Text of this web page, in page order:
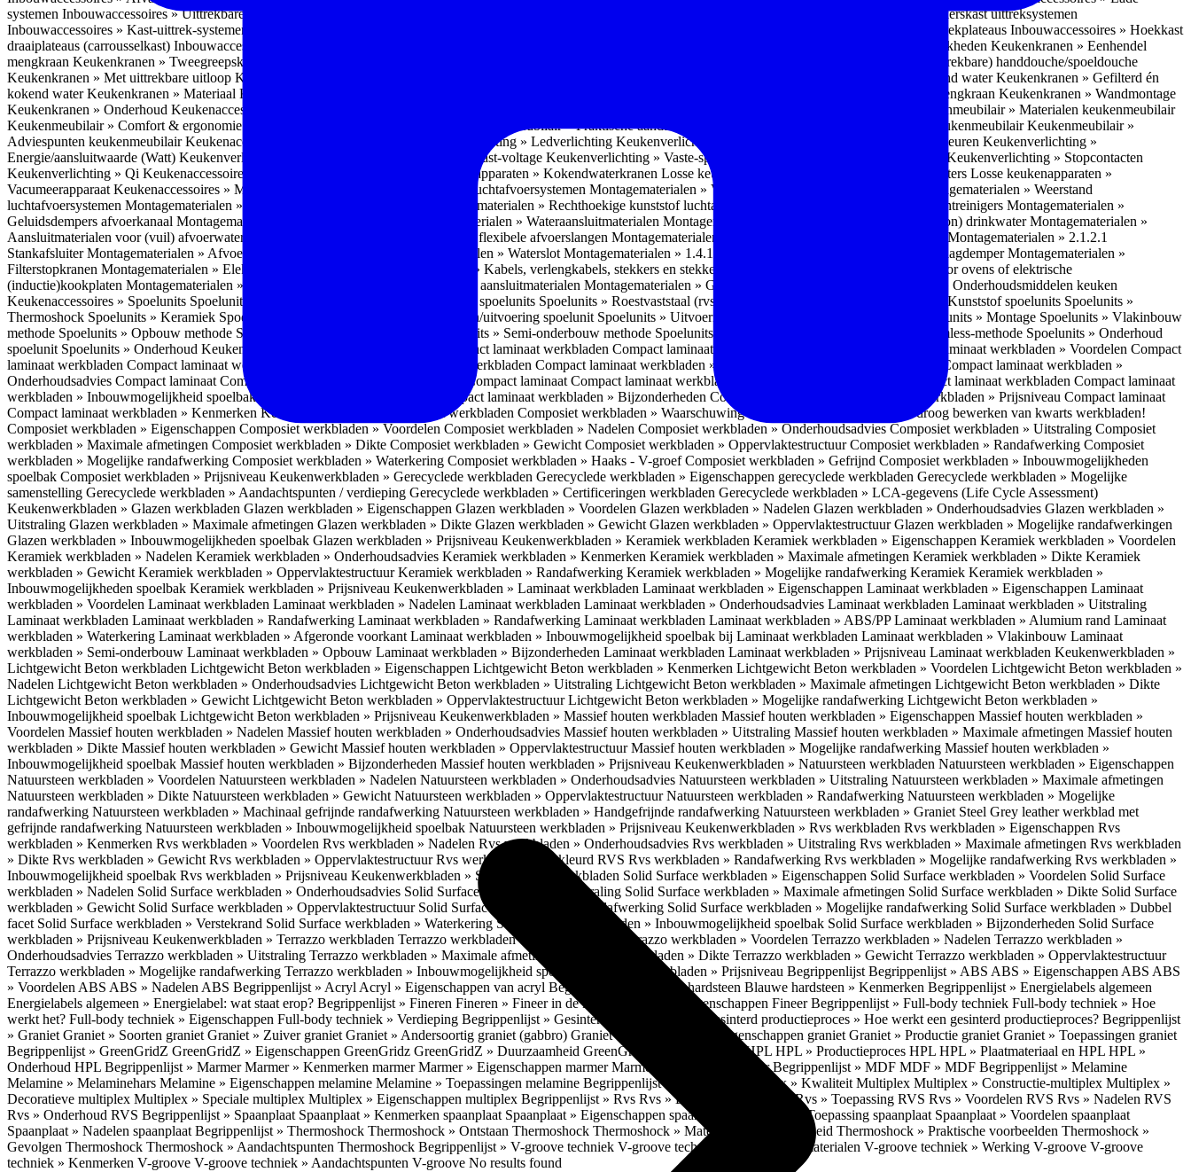
systemen Inbouwaccessoires » Uittrekbare ladesystemen
Inbouwaccessoires » Apothekerskast uittreksystemen
Inbouwaccessoires » Kast-uittrek-systemen
Inbouwaccessoires » Hoekkast uittrekplateaus Inbouwaccessoires » Hoekkast
draaiplateaus (carrousselkast) Inbouwaccessoires » Onderhoud Keukenkranen » Bedieningsmogelijkheden Keukenkranen » Eenhendel
mengkraan Keukenkranen » Tweegreepskraan
Keukenkranen » Met (uitrekbare) handdouche/spoeldouche
Keukenkranen » Met uittrekbare uitloop Keukenkranen » Gefilterd water Keukenkranen » Kokend waterKeukenkranen » Gefilterd én
kokend waterKeukenkranen » Materiaal Keukenkranen » Pvd Techniek (pvd) Keukenkranen » Bladmengkraan Keukenkranen » Wandmontage
Keukenkranen » Onderhoud Keukenaccessoires » Keukenmeubilair
Keukenmeubilair » Materialen keukenmeubilair
Keukenmeubilair » Comfort & ergonomie
Keukenmeubilair » Praktische aandachtspunten Keukenmeubilair » Duurzaamheid keukenmeubilairKeukenmeubilair »
Adviespunten keukenmeubilairKeukenaccessoires » Keukenverlichting Keukenverlichting » Ledverlichting Keukenverlichting » Installatie Keukenverlichting » Lichtkleuren Keukenverlichting »
Energie/aansluitwaarde (Watt) Keukenverlichting » Leddriver Keukenverlichting » Vast-voltage Keukenverlichting » Vaste-spanning
Keukenverlichting » Stopcontacten
Keukenverlichting » Qi Keukenaccessoires » Losse keukenapparaten Losse keukenapparaten » Kokendwaterkranen Losse keukenapparaten » Plintverwarming/plintheaters Losse keukenapparaten »
Vacumeerapparaat Keukenaccessoires » Montagematerialen Montagematerialen » Luchtafvoersystemen Montagematerialen » Verschillende Luchtafvoersystemen
Montagematerialen » Weerstand
luchtafvoersystemen Montagematerialen » Flexibele (ronde) afvoerslangen Montagematerialen » Rechthoekige kunststof luchtafvoersystemen Montagematerialen » Luchtreinigers Montagematerialen »
Geluidsdempers afvoerkanaal Montagematerialen » Aansluitmaterialen Montagematerialen » Wateraansluitmaterialen Montagematerialen » Aansluitmateriaal voor (schoon) drinkwaterMontagematerialen »
Aansluitmaterialen voor (vuil) afvoerwater sifons
Montagematerialen » 1.2.1 Ronde flexibele afvoerslangen Montagematerialen » Dempingsysteem van lades en deuren Montagematerialen » 2.1.2.1
StankafsluiterMontagematerialen » Afvoerpluggen t.b.v. spoelunits Montagematerialen » Waterslot Montagematerialen » 1.4.1 Plasmafilter Montagematerialen » WaterslagdemperMontagematerialen »
Filterstopkranen Montagematerialen » Elektra aansluitmateriaal Montagematerialen » Kabels, verlengkabels, stekkers en stekkerblokken
Montagematerialen » Kabels voor ovens of elektrische
(inductie)kookplaten Montagematerialen » Combiregelaar Montagematerialen » Gas aansluitmaterialen Montagematerialen » Gasaansluitmaterialen
Montagematerialen » Onderhoudsmiddelen keuken
Keukenaccessoires » Spoelunits Spoelunits » Types/soorten Spoelunits » Materialen spoelunits Spoelunits » Roestvaststaal (rvs) Spoelunits » Kunststof spoelunits Spoelunits »
Thermoshock Spoelunits » Keramiek Spoelunits » Tegelbakken Spoelunits » Design/uitvoering spoelunit Spoelunits » Uitvoering Spoelunits » Montage Spoelunits » Vlakinbouw
methode Spoelunits » Opbouw methode Spoelunits » Onderbouw methode Spoelunits » Semi-onderbouw methode Spoelunits » Tussenbouw methode Spoelunits » Rimless-methode Spoelunits » Onderhoud
spoelunit Spoelunits » Onderhoud Keukenwerkbladen Keukenwerkbladen » Compact laminaat werkbladen Compact laminaat werkbladen » Eigenschappen
Compact laminaat werkbladen » Voordelen Compact
laminaat werkbladen Compact laminaat werkbladen » Nadelen Compact laminaat werkbladen Compact laminaat werkbladen » Nanotech massief laminaat werkbladen
Compact laminaat werkbladen »
Onderhoudsadvies Compact laminaat Compact laminaat werkbladen » Uitstraling Compact laminaat Compact laminaat werkbladen » Mogelijke randafwerking Compact laminaat werkbladen Compact laminaat
werkbladen » Inbouwmogelijkheid spoelbak Compact laminaat werkbladen
Compact laminaat werkbladen » Bijzonderheden Compact laminaat
Compact laminaat werkbladen » Prijsniveau Compact laminaat
Compact laminaat werkbladen » Kenmerken Keukenwerkbladen » Composiet werkbladen Composiet werkbladen » Waarschuwing Monteurs: bescherm je bij het droog bewerken van kwarts werkbladen!
Composiet werkbladen » Eigenschappen Composiet werkbladen » Voordelen Composiet werkbladen » Nadelen Composiet werkbladen » OnderhoudsadviesComposiet werkbladen » Uitstraling Composiet
werkbladen » Maximale afmetingen Composiet werkbladen » Dikte Composiet werkbladen » Gewicht Composiet werkbladen » OppervlaktestructuurComposiet werkbladen » Randafwerking Composiet
werkbladen » Mogelijke randafwerking Composiet werkbladen » Waterkering Composiet werkbladen » Haaks - V-groefComposiet werkbladen » Gefrijnd Composiet werkbladen » Inbouwmogelijkheden
spoelbak Composiet werkbladen » Prijsniveau Keukenwerkbladen » Gerecyclede werkbladen Gerecyclede werkbladen » Eigenschappen gerecyclede werkbladen Gerecyclede werkbladen » Mogelijke
samenstelling Gerecyclede werkbladen » Aandachtspunten / verdieping Gerecyclede werkbladen » Certificeringen werkbladen Gerecyclede werkbladen » LCA-gegevens (Life Cycle Assessment)
Keukenwerkbladen » Glazen werkbladen Glazen werkbladen » Eigenschappen Glazen werkbladen » Voordelen Glazen werkbladen » Nadelen Glazen werkbladen » Onderhoudsadvies Glazen werkbladen »
Uitstraling Glazen werkbladen » Maximale afmetingen Glazen werkbladen » Dikte Glazen werkbladen » Gewicht Glazen werkbladen » OppervlaktestructuurGlazen werkbladen » Mogelijke randafwerkingen
Glazen werkbladen » Inbouwmogelijkheden spoelbak Glazen werkbladen » Prijsniveau Keukenwerkbladen » Keramiek werkbladen Keramiek werkbladen » Eigenschappen Keramiek werkbladen » Voordelen
Keramiek werkbladen » Nadelen Keramiek werkbladen » Onderhoudsadvies Keramiek werkbladen » Kenmerken Keramiek werkbladen » Maximale afmetingen Keramiek werkbladen » Dikte Keramiek
werkbladen » Gewicht Keramiek werkbladen » OppervlaktestructuurKeramiek werkbladen » Randafwerking Keramiek werkbladen » Mogelijke randafwerking Keramiek Keramiek werkbladen »
Inbouwmogelijkheden spoelbak Keramiek werkbladen » Prijsniveau Keukenwerkbladen » Laminaat werkbladen Laminaat werkbladen » Eigenschappen Laminaat werkbladen » Eigenschappen Laminaat
werkbladen » Voordelen Laminaat werkbladen Laminaat werkbladen » Nadelen Laminaat werkbladen Laminaat werkbladen » Onderhoudsadvies Laminaat werkbladen Laminaat werkbladen » Uitstraling
Laminaat werkbladen Laminaat werkbladen » Randafwerking Laminaat werkbladen » Randafwerking Laminaat werkbladen Laminaat werkbladen » ABS/PPLaminaat werkbladen » Alumium rand Laminaat
werkbladen » Waterkering Laminaat werkbladen » Afgeronde voorkant Laminaat werkbladen » Inbouwmogelijkheid spoelbak bij Laminaat werkbladen Laminaat werkbladen » Vlakinbouw Laminaat
werkbladen » Semi-onderbouw Laminaat werkbladen » Opbouw Laminaat werkbladen » Bijzonderheden Laminaat werkbladen Laminaat werkbladen » Prijsniveau Laminaat werkbladen Keukenwerkbladen »
Lichtgewicht Beton werkbladen Lichtgewicht Beton werkbladen » Eigenschappen Lichtgewicht Beton werkbladen » Kenmerken Lichtgewicht Beton werkbladen » Voordelen Lichtgewicht Beton werkbladen »
Nadelen Lichtgewicht Beton werkbladen » Onderhoudsadvies Lichtgewicht Beton werkbladen » Uitstraling Lichtgewicht Beton werkbladen » Maximale afmetingen Lichtgewicht Beton werkbladen » Dikte
Lichtgewicht Beton werkbladen » Gewicht Lichtgewicht Beton werkbladen » OppervlaktestructuurLichtgewicht Beton werkbladen » Mogelijke randafwerking Lichtgewicht Beton werkbladen »
Inbouwmogelijkheid spoelbak Lichtgewicht Beton werkbladen » Prijsniveau Keukenwerkbladen » Massief houten werkbladen Massief houten werkbladen » Eigenschappen Massief houten werkbladen »
Voordelen Massief houten werkbladen » Nadelen Massief houten werkbladen » Onderhoudsadvies Massief houten werkbladen » Uitstraling Massief houten werkbladen » Maximale afmetingen Massief houten
werkbladen » Dikte Massief houten werkbladen » Gewicht Massief houten werkbladen » OppervlaktestructuurMassief houten werkbladen » Mogelijke randafwerking Massief houten werkbladen »
Inbouwmogelijkheid spoelbak Massief houten werkbladen » Bijzonderheden Massief houten werkbladen » Prijsniveau Keukenwerkbladen » Natuursteen werkbladen Natuursteen werkbladen » Eigenschappen
Natuursteen werkbladen » Voordelen Natuursteen werkbladen » Nadelen Natuursteen werkbladen » Onderhoudsadvies Natuursteen werkbladen » Uitstraling Natuursteen werkbladen » Maximale afmetingen
Natuursteen werkbladen » Dikte Natuursteen werkbladen » Gewicht Natuursteen werkbladen » OppervlaktestructuurNatuursteen werkbladen » Randafwerking Natuursteen werkbladen » Mogelijke
randafwerking Natuursteen werkbladen » Machinaal gefrijnde randafwerking Natuursteen werkbladen » Handgefrijnde randafwerking Natuursteen werkbladen » Graniet Steel Grey leather werkblad met
gefrijnde randafwerking Natuursteen werkbladen » Inbouwmogelijkheid spoelbak Natuursteen werkbladen » Prijsniveau Keukenwerkbladen » Rvs werkbladen Rvs werkbladen » Eigenschappen Rvs
werkbladen » Kenmerken Rvs werkbladen » Voordelen Rvs werkbladen » Nadelen Rvs werkbladen » Onderhoudsadvies Rvs werkbladen » Uitstraling Rvs werkbladen » Maximale afmetingen Rvs werkbladen
» Dikte Rvs werkbladen » Gewicht Rvs werkbladen » OppervlaktestructuurRvs werkbladen » Gekleurd RVS Rvs werkbladen » Randafwerking Rvs werkbladen » Mogelijke randafwerking Rvs werkbladen »
Inbouwmogelijkheid spoelbak Rvs werkbladen » Prijsniveau Keukenwerkbladen » Solid Surface werkbladen Solid Surface werkbladen » Eigenschappen Solid Surface werkbladen » Voordelen Solid Surface
werkbladen » Nadelen Solid Surface werkbladen » Onderhoudsadvies Solid Surface werkbladen » Uitstraling Solid Surface werkbladen » Maximale afmetingen Solid Surface werkbladen » Dikte Solid Surface
werkbladen » Gewicht Solid Surface werkbladen » Oppervlaktestructuur Solid Surface werkbladen » Randafwerking Solid Surface werkbladen » Mogelijke randafwerking Solid Surface werkbladen » Dubbel
facet Solid Surface werkbladen » Verstekrand Solid Surface werkbladen » WaterkeringSolid Surface werkbladen » Inbouwmogelijkheid spoelbak Solid Surface werkbladen » Bijzonderheden Solid Surface
werkbladen » Prijsniveau Keukenwerkbladen » Terrazzo werkbladen Terrazzo werkbladen » Eigenschappen Terrazzo werkbladen » Voordelen Terrazzo werkbladen » Nadelen Terrazzo werkbladen »
Onderhoudsadvies Terrazzo werkbladen » Uitstraling Terrazzo werkbladen » Maximale afmetingen Terrazzo werkbladen » Dikte Terrazzo werkbladen » Gewicht Terrazzo werkbladen » Oppervlaktestructuur
Terrazzo werkbladen » Mogelijke randafwerking Terrazzo werkbladen » Inbouwmogelijkheid spoelbak Terrazzo werkbladen » Prijsniveau Begrippenlijst Begrippenlijst » ABS ABS » Eigenschappen ABS ABS
» Voordelen ABS ABS » Nadelen ABS Begrippenlijst » Acryl Acryl » Eigenschappen van acryl Begrippenlijst » Blauwe hardsteen Blauwe hardsteen » Kenmerken Begrippenlijst » Energielabels algemeen
Energielabels algemeen » Energielabel: wat staat erop? Begrippenlijst » Fineren Fineren » Fineer in de keuken Fineren » Eigenschappen FineerBegrippenlijst » Full-body techniek Full-body techniek » Hoe
werkt het? Full-body techniek » Eigenschappen Full-body techniek » Verdieping Begrippenlijst » Gesinterd productieproces Gesinterd productieproces » Hoe werkt een gesinterd productieproces? Begrippenlijst
» Graniet Graniet » Soorten graniet Graniet » Zuiver graniet Graniet » Andersoortig graniet (gabbro) Graniet » Gneis Graniet » Eigenschappen graniet Graniet » Productie graniet Graniet » Toepassingen graniet
Begrippenlijst » GreenGridZ GreenGridZ » Eigenschappen GreenGridz GreenGridZ » Duurzaamheid GreenGridz Begrippenlijst » HPL HPL » Productieproces HPL HPL » Plaatmateriaal en HPL HPL »
Onderhoud HPL Begrippenlijst » MarmerMarmer » Kenmerken marmerMarmer » Eigenschappen marmerMarmer » Productie marmerBegrippenlijst » MDF MDF » MDF Begrippenlijst » Melamine
Melamine » Melaminehars Melamine » Eigenschappen melamine Melamine » Toepassingen melamine Begrippenlijst » Multiplex Multiplex » Kwaliteit Multiplex Multiplex » Constructie-multiplex Multiplex »
Decoratieve multiplex Multiplex » Speciale multiplex Multiplex » Eigenschappen multiplex Begrippenlijst » Rvs Rvs » Eigenschappen RVS Rvs » Toepassing RVS Rvs » Voordelen RVS Rvs » Nadelen RVS
Rvs » Onderhoud RVS Begrippenlijst » Spaanplaat Spaanplaat » Kenmerken spaanplaat Spaanplaat » Eigenschappen spaanplaat Spaanplaat » Toepassing spaanplaat Spaanplaat » Voordelen spaanplaat
Spaanplaat » Nadelen spaanplaat Begrippenlijst » Thermoshock Thermoshock » Ontstaan Thermoshock Thermoshock » Materialen & gevoeligheid Thermoshock » Praktische voorbeelden Thermoshock »
Gevolgen Thermoshock Thermoshock » Aandachtspunten Thermoshock Begrippenlijst » V-groove techniek V-groove techniek » Toepasbare materialen V-groove techniek » Werking V-groove V-groove
techniek » Kenmerken V-groove V-groove techniek » Aandachtspunten V-groove No results found